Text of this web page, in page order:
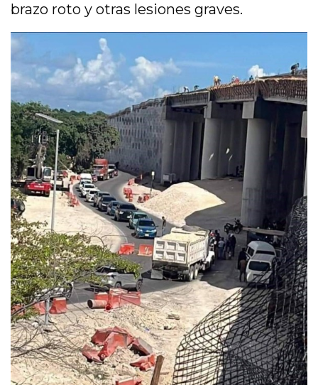
brazo roto y otras lesiones graves.